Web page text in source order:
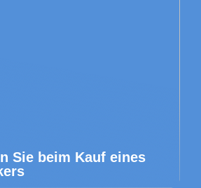
Sie beim Kauf eines